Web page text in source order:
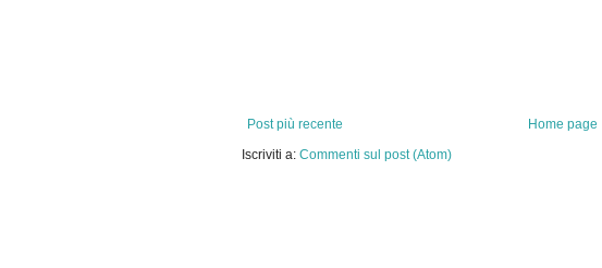
Post più recente
Home page
Iscriviti a: Commenti sul post (Atom)